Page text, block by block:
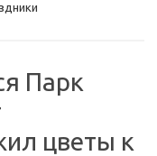
Парк
цветы к